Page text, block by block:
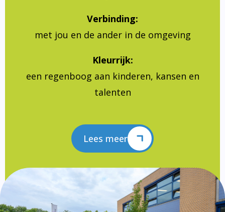
Verbinding:
met jou en de ander in de omgeving
Kleurrijk:
een regenboog aan kinderen, kansen en
talenten
Lees meer